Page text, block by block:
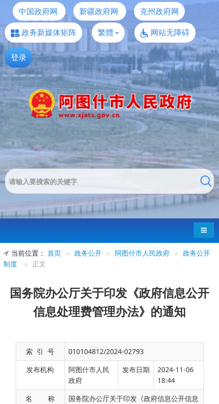
中国政府网 新疆政府网
克州政府网
政务新媒体矩阵
繁體 网站无障碍
登录
导航
当前位置： 首页 » 政务公开 » 阿图什市人民政府 » 政务公开
制度
» 正文
国务院办公厅关于印发《政府信息公开
信息处理费管理办法》的通知
索 引 号
010104812/2024-02793
发布机构
阿图什市人民
政府
发布日期
2024-11-06
18:44
名 称
国务院办公厅关于印发《政府信息公开信息